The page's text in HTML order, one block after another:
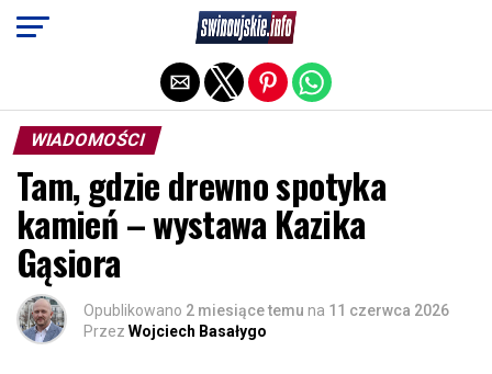
WIADOMOŚCI
Tam, gdzie drewno spotyka
kamień – wystawa Kazika
Gąsiora
Opublikowano 2 miesiące temu na 11 czerwca 2026
Przez Wojciech Basałygo
Exit mobile version